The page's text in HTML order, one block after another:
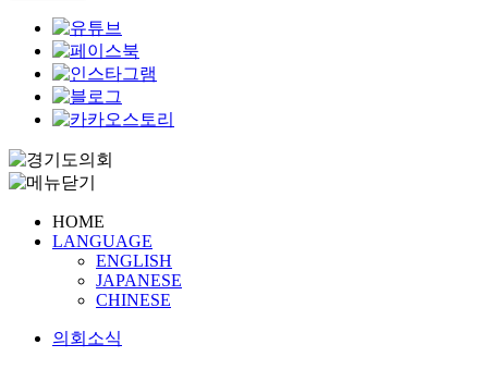
HOME
LANGUAGE
ENGLISH
JAPANESE
CHINESE
의회소식